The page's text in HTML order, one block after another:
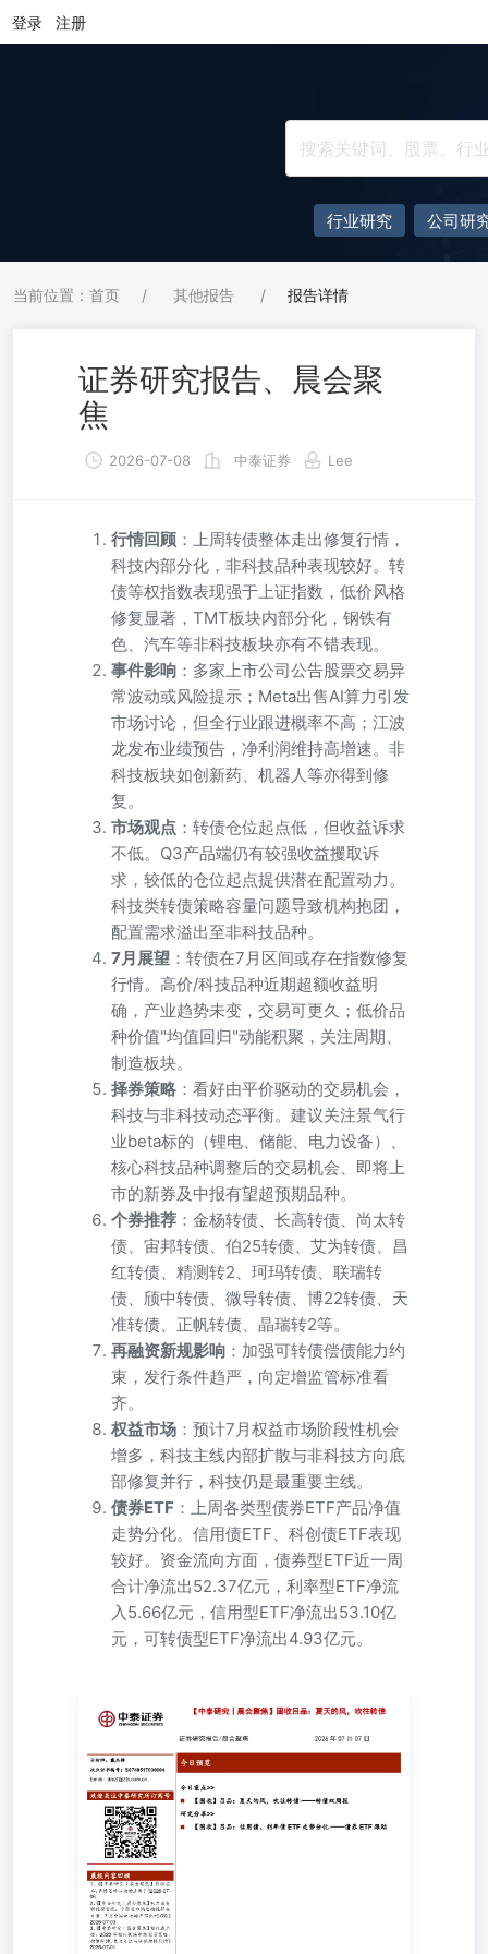
登录 注册
行业研究 公司研
当前位置：首页 / 其他报告 / 报告详情
证券研究报告、晨会聚
焦
2026-07-08 中泰证券 Lee
行情回顾 ：上周转债整体走出修复行情，
科技内部分化，非科技品种表现较好。转
债等权指数表现强于上证指数，低价风格
修复显著，TMT板块内部分化，钢铁有
色、汽车等非科技板块亦有不错表现。
事件影响 ：多家上市公司公告股票交易异
常波动或风险提示；Meta出售AI算力引发
市场讨论，但全行业跟进概率不高；江波
龙发布业绩预告，净利润维持高增速。非
科技板块如创新药、机器人等亦得到修
复。
市场观点 ：转债仓位起点低，但收益诉求
不低。Q3产品端仍有较强收益攫取诉
求，较低的仓位起点提供潜在配置动力。
科技类转债策略容量问题导致机构抱团，
配置需求溢出至非科技品种。
7月展望 ：转债在7月区间或存在指数修复
行情。高价/科技品种近期超额收益明
确，产业趋势未变，交易可更久；低价品
种价值"均值回归"动能积聚，关注周期、
制造板块。
择券策略 ：看好由平价驱动的交易机会，
科技与非科技动态平衡。建议关注景气行
业beta标的（锂电、储能、电力设备）、
核心科技品种调整后的交易机会、即将上
市的新券及中报有望超预期品种。
个券推荐 ：金杨转债、长高转债、尚太转
债、宙邦转债、伯25转债、艾为转债、昌
红转债、精测转2、珂玛转债、联瑞转
债、颀中转债、微导转债、博22转债、天
准转债、正帆转债、晶瑞转2等。
再融资新规影响 ：加强可转债偿债能力约
束，发行条件趋严，向定增监管标准看
齐。
权益市场 ：预计7月权益市场阶段性机会
增多，科技主线内部扩散与非科技方向底
部修复并行，科技仍是最重要主线。
债券ETF ：上周各类型债券ETF产品净值
走势分化。信用债ETF、科创债ETF表现
较好。资金流向方面，债券型ETF近一周
合计净流出52.37亿元，利率型ETF净流
入5.66亿元，信用型ETF净流出53.10亿
元，可转债型ETF净流出4.93亿元。
2026年07月07日 分析师：戴志锋执业证书编号：
S0740517030004Email：daizf@zts.com.cn 今日预览 今日重
点>> 欢迎关注中泰研究所订阅号 【固收】吕品：夏天的
风，吹往转债-——转债双周报 【固收】吕品：信用债、
利率债ETF走势分化-——债券ETF跟踪 晨报内容回顾 1、
《【中泰研究丨晨会聚焦】固收吕品：长债怎甘心扬汤止
沸？》2026-07-062、《【中泰研究丨晨会聚焦】电力设备
新能源曾彪：宁德发布钠电储能解决方案，7月中国电池排
产环比+5.6%》2026-07-033、《【中泰研究丨晨会聚焦】银
行戴志锋：2026年银行板块中期投资策略：稳健持续，关注
分红与估值切换行情》2026-07-01 今日重点 【固收】吕